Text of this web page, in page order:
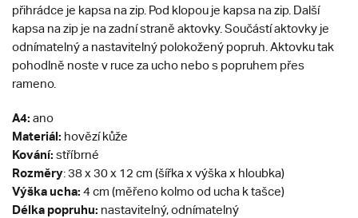
přihrádce je kapsa na zip. Pod klopou je kapsa na zip. Další
kapsa na zip je na zadní straně aktovky. Součástí aktovky je
odnímatelný a nastavitelný polokožený popruh. Aktovku tak
pohodlně noste v ruce za ucho nebo s popruhem přes
rameno.
A4: ano
Materiál: hovězí kůže
Kování: stříbrné
Rozměry: 38 x 30 x 12 cm (šířka x výška x hloubka)
Výška ucha: 4 cm (měřeno kolmo od ucha k tašce)
Délka popruhu: nastavitelný, odnímatelný